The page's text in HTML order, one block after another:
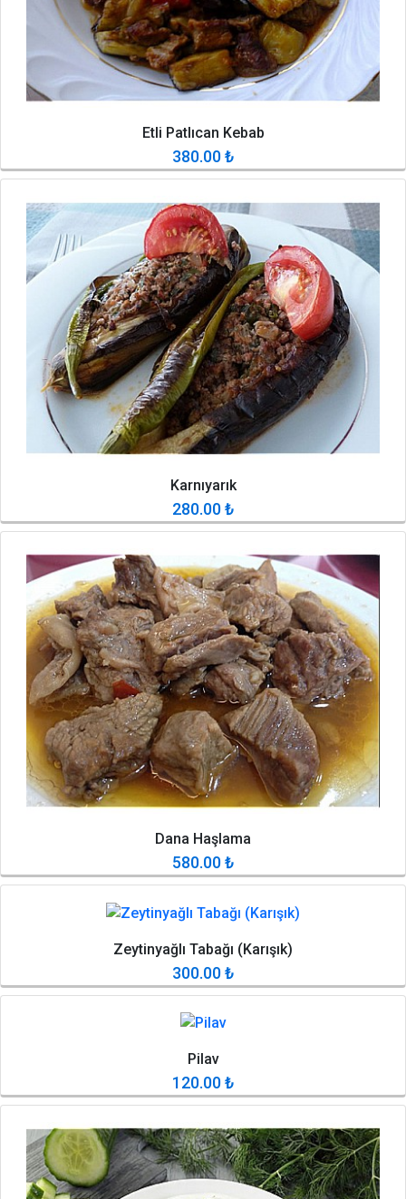
Etli Patlıcan Kebab
380.00₺
Karnıyarık
280.00₺
Dana Haşlama
580.00₺
Zeytinyağlı Tabağı (Karışık)
300.00₺
Pilav
120.00₺